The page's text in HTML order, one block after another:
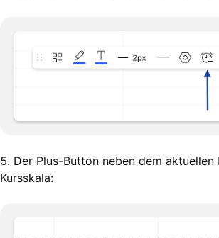
5. Der Plus-Button neben dem aktuellen
Kursskala: